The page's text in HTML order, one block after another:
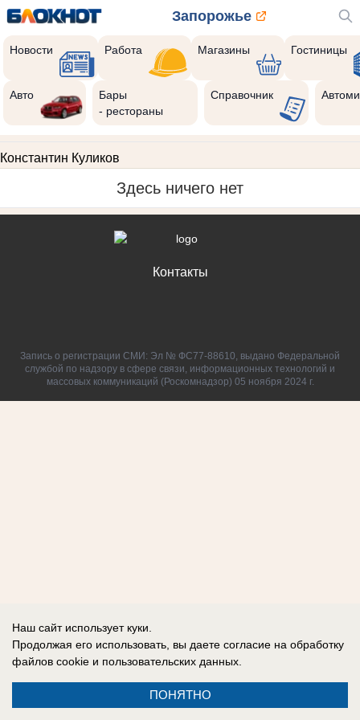
Запорожье
Новости Работа Магазины Гостиницы
Авто
Бары
- рестораны
Справочник
Константин Куликов
Здесь ничего нет
Контакты
Запись о регистрации СМИ: Эл № ФС77-88610, выдано Федеральной
службой по надзору в сфере связи, информационных технологий и
массовых коммуникаций (Роскомнадзор) 05 ноября 2024 г.
Наш сайт использует куки.
Продолжая его использовать, вы даете согласие на обработку
файлов cookie и пользовательских данных.
ПОНЯТНО